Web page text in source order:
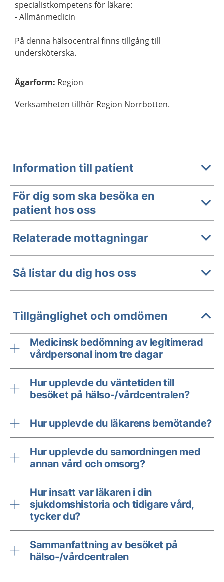
specialistkompetens för läkare:
- Allmänmedicin
På denna hälsocentral finns tillgång till
undersköterska.
Ägarform: Region
Verksamheten tillhör Region Norrbotten.
Information till patient
För dig som ska besöka en
patient hos oss
Relaterade mottagningar
Så listar du dig hos oss
Tillgänglighet och omdömen
Medicinsk bedömning av legitimerad
vårdpersonal inom tre dagar
Hur upplevde du väntetiden till
besöket på hälso-/vårdcentralen?
Hur upplevde du läkarens bemötande?
Hur upplevde du samordningen med
annan vård och omsorg?
Hur insatt var läkaren i din
sjukdomshistoria och tidigare vård,
tycker du?
Sammanfattning av besöket på
hälso-/vårdcentralen